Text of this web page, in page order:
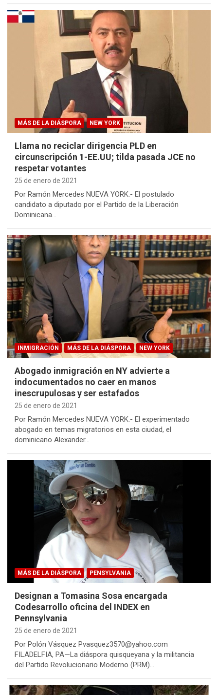
MÁS DE LA DIÁSPORA NEW YORK
Llama no reciclar dirigencia PLD en
circunscripción 1-EE.UU; tilda pasada JCE no
respetar votantes
25 de enero de 2021
Por Ramón Mercedes NUEVA YORK.- El postulado
candidato a diputado por el Partido de la Liberación
Dominicana…
INMIGRACIÓN MÁS DE LA DIÁSPORA NEW YORK
Abogado inmigración en NY advierte a
indocumentados no caer en manos
inescrupulosas y ser estafados
25 de enero de 2021
Por Ramón Mercedes NUEVA YORK.- El experimentado
abogado en temas migratorios en esta ciudad, el
dominicano Alexander…
MÁS DE LA DIÁSPORA PENSYLVANIA
Designan a Tomasina Sosa encargada
Codesarrollo oficina del INDEX en
Pennsylvania
25 de enero de 2021
Por Polón Vásquez Pvasquez3570@yahoo.com
FILADELFIA, PA—La diáspora quisqueyana y la militancia
del Partido Revolucionario Moderno (PRM)…